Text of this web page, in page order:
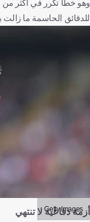
وهو خطأ تكرر في أكثر من
للدقائق الحاسمة ما زالت
Getty Images
أزمة دفاعية لا تنتهي